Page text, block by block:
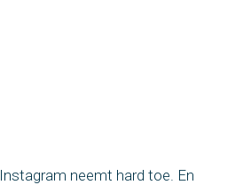
neemt hard toe. En